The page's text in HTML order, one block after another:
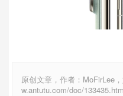
原创文章，作者：MoFirLee
w.antutu.com/doc/133435.htm